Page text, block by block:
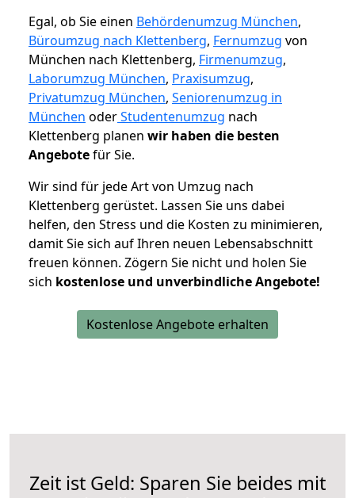
Egal, ob Sie einen Behördenumzug München,
Büroumzug nach Klettenberg, Fernumzug von
München nach Klettenberg, Firmenumzug,
Laborumzug München, Praxisumzug,
Privatumzug München, Seniorenumzug in
München oderStudentenumzug nach
Klettenberg planen wir haben die besten
Angebotefür Sie.
Wir sind für jede Art von Umzug nach
Klettenberg gerüstet. Lassen Sie uns dabei
helfen, den Stress und die Kosten zu minimieren,
damit Sie sich auf Ihren neuen Lebensabschnitt
freuen können. Zögern Sie nicht und holen Sie
sich kostenlose und unverbindliche Angebote!
Kostenlose Angebote erhalten
Zeit ist Geld: Sparen Sie beides mit